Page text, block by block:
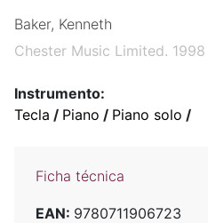
Baker, Kenneth
Chester Music Limited. 1998
Instrumento:
Tecla / Piano / Piano solo /
Ficha técnica
EAN: 9780711906723